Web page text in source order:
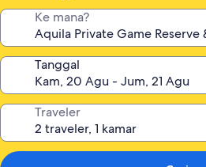
Ke mana?
Tanggal
Traveler